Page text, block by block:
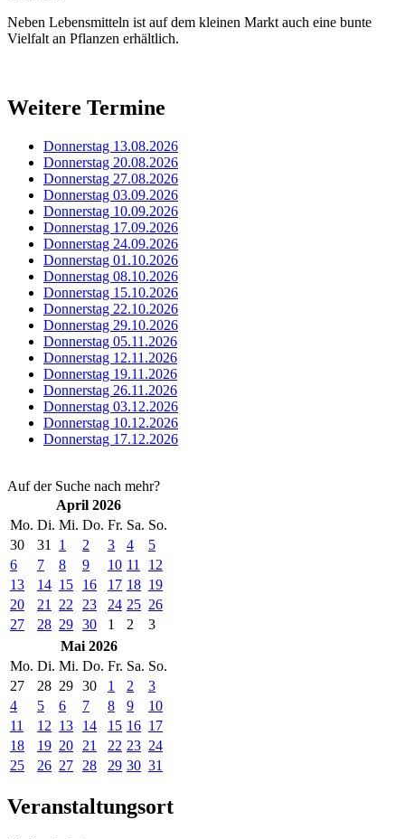
Neben Lebensmitteln ist auf dem kleinen Markt auch eine bunte
Vielfalt an Pflanzen erhältlich.
Weitere Termine
Donnerstag 13.08.2026
Donnerstag 20.08.2026
Donnerstag 27.08.2026
Donnerstag 03.09.2026
Donnerstag 10.09.2026
Donnerstag 17.09.2026
Donnerstag 24.09.2026
Donnerstag 01.10.2026
Donnerstag 08.10.2026
Donnerstag 15.10.2026
Donnerstag 22.10.2026
Donnerstag 29.10.2026
Donnerstag 05.11.2026
Donnerstag 12.11.2026
Donnerstag 19.11.2026
Donnerstag 26.11.2026
Donnerstag 03.12.2026
Donnerstag 10.12.2026
Donnerstag 17.12.2026
Auf der Suche nach mehr?
April 2026
Mo. Di. Mi. Do. Fr. Sa. So.
30
31 1 2 3 4
5
6
7 8 9 10 11
12
13
14 15 16 17 18 19
20
21 22 23 24 25 26
27
28 29 30 1 2
3
Mai 2026
Mo. Di. Mi. Do. Fr. Sa. So.
27
28 29 30 1 2
3
4
5 6 7 8 9
10
11
12 13 14 15 16 17
18
19 20 21 22 23 24
25
26 27 28 29 30 31
Veranstaltungsort